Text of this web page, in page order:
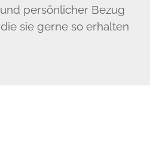
persönlicher Bezug
sie gerne so erhalten